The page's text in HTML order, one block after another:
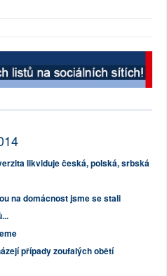
likviduje česká, polská, srbská
na domácnost jsme se stali
případy zoufalých obětí